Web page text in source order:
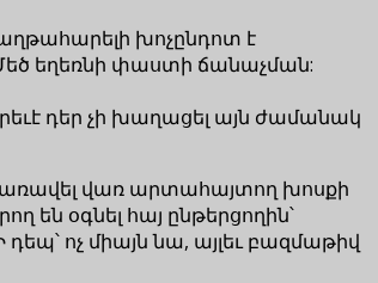
խոչընդոտ է
եղեռնի փաստի ճանաչման:
դեր չի խաղացել այն ժամանակ
առավել վառ արտահայտող խոսքի
են օգնել հայ ընթերցողին՝
ոչ միայն նա, այլեւ բազմաթիվ